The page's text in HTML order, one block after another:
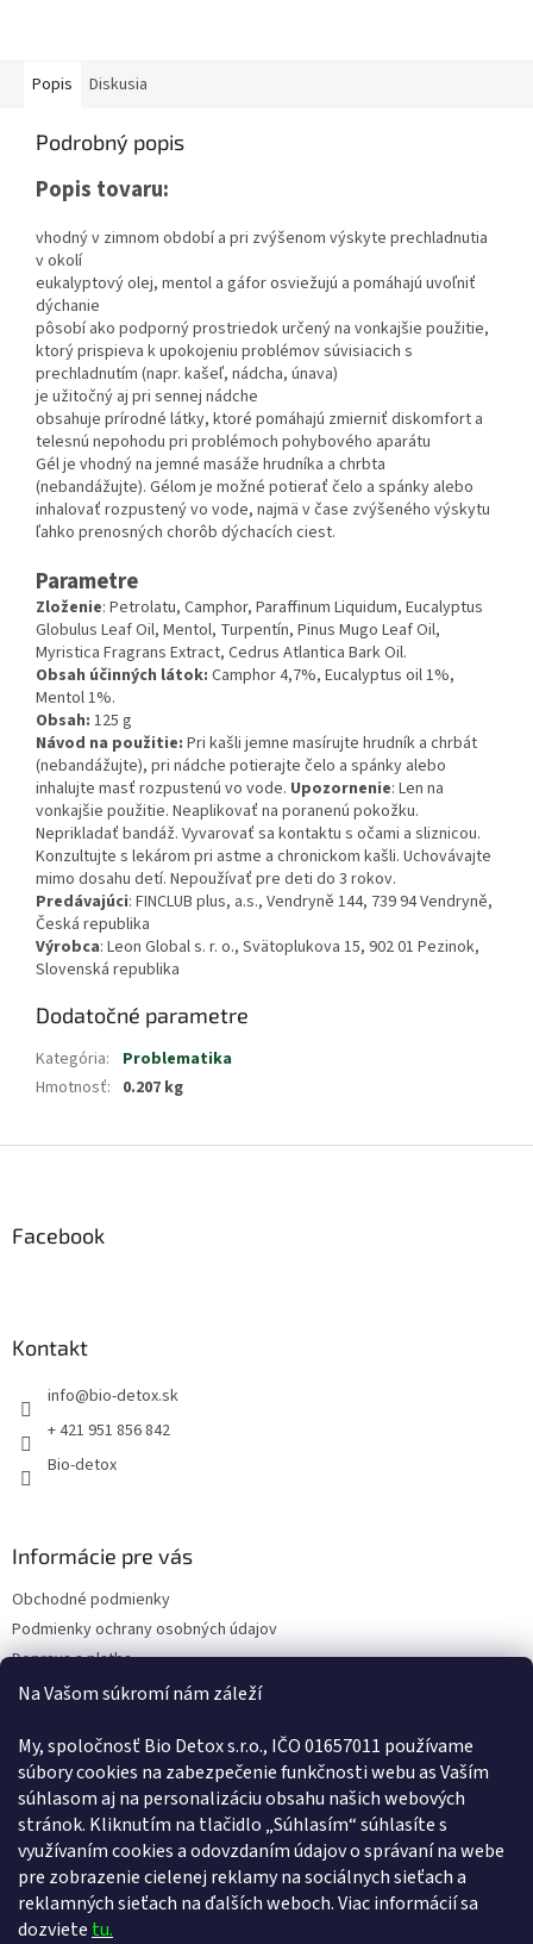
Na Vašom súkromí nám záleží
My, spoločnosť Bio Detox s.r.o., IČO 01657011 používame
súbory cookies na zabezpečenie funkčnosti webu as Vaším
súhlasom aj na personalizáciu obsahu našich webových
stránok. Kliknutím na tlačidlo „Súhlasím“ súhlasíte s
využívaním cookies a odovzdaním údajov o správaní na webe
pre zobrazenie cielenej reklamy na sociálnych sieťach a
reklamných sieťach na ďalších weboch. Viac informácií sa
dozviete tu.
Popis Diskusia
Podrobný popis
Popis tovaru:
vhodný v zimnom období a pri zvýšenom výskyte prechladnutia
v okolí
eukalyptový olej, mentol a gáfor osviežujú a pomáhajú uvoľniť
dýchanie
pôsobí ako podporný prostriedok určený na vonkajšie použitie,
ktorý prispieva k upokojeniu problémov súvisiacich s
prechladnutím (napr. kašeľ, nádcha, únava)
je užitočný aj pri sennej nádche
obsahuje prírodné látky, ktoré pomáhajú zmierniť diskomfort a
telesnú nepohodu pri problémoch pohybového aparátu
Gél je vhodný na jemné masáže hrudníka a chrbta
(nebandážujte). Gélom je možné potierať čelo a spánky alebo
inhalovať rozpustený vo vode, najmä v čase zvýšeného výskytu
ľahko prenosných chorôb dýchacích ciest.
Parametre
Zloženie: Petrolatu, Camphor, Paraffinum Liquidum, Eucalyptus
Globulus Leaf Oil, Mentol, Turpentín, Pinus Mugo Leaf Oil,
Myristica Fragrans Extract, Cedrus Atlantica Bark Oil.
Obsah účinných látok: Camphor 4,7%, Eucalyptus oil 1%,
Mentol 1%.
Obsah: 125 g
Návod na použitie: Pri kašli jemne masírujte hrudník a chrbát
(nebandážujte), pri nádche potierajte čelo a spánky alebo
inhalujte masť rozpustenú vo vode. Upozornenie: Len na
vonkajšie použitie. Neaplikovať na poranenú pokožku.
Neprikladať bandáž. Vyvarovať sa kontaktu s očami a sliznicou.
Konzultujte s lekárom pri astme a chronickom kašli. Uchovávajte
mimo dosahu detí. Nepoužívať pre deti do 3 rokov.
Predávajúci: FINCLUB plus, a.s., Vendryně 144, 739 94 Vendryně,
Česká republika
Výrobca: Leon Global s. r. o., Svätoplukova 15, 902 01 Pezinok,
Slovenská republika
Dodatočné parametre
Kategória:
Problematika
Hmotnosť: 0.207 kg
Facebook
Kontakt
info@bio-detox.sk
+ 421 951 856 842
Bio-detox
Informácie pre vás
Obchodné podmienky
Podmienky ochrany osobných údajov
Doprava a platba
Kontakty
Reklamačný poriadok
Poučenie o uplatnení práva spotrebiteľa na odstúpenie od zmluvy
Vernostný program
Pravidlá vernostného programu
ODSTÚPENIE OD ZMLUVY